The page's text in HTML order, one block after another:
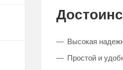
Высокая
Простой и